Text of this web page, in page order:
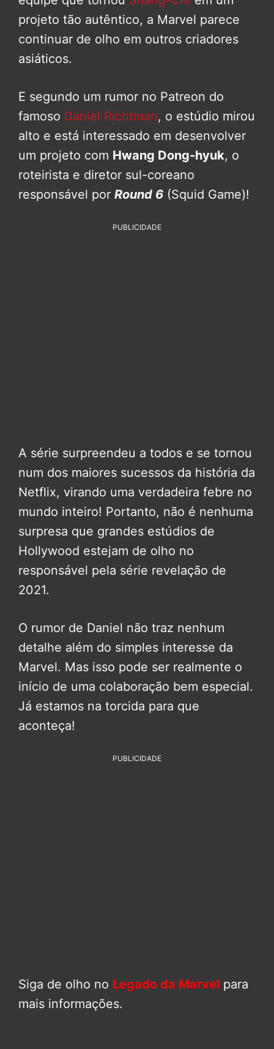
projeto tão autêntico, a Marvel parece
continuar de olho em outros criadores
asiáticos.
E segundo um rumor no Patreon do
famoso Daniel Richtman, o estúdio mirou
alto e está interessado em desenvolver
um projeto com Hwang Dong-hyuk, o
roteirista e diretor sul-coreano
responsável por Round 6 (Squid Game)!
PUBLICIDADE
A série surpreendeu a todos e se tornou
num dos maiores sucessos da história da
Netflix, virando uma verdadeira febre no
mundo inteiro! Portanto, não é nenhuma
surpresa que grandes estúdios de
Hollywood estejam de olho no
responsável pela série revelação de
2021.
O rumor de Daniel não traz nenhum
detalhe além do simples interesse da
Marvel. Mas isso pode ser realmente o
início de uma colaboração bem especial.
Já estamos na torcida para que
aconteça!
PUBLICIDADE
Siga de olho no Legado da Marvel para
mais informações.